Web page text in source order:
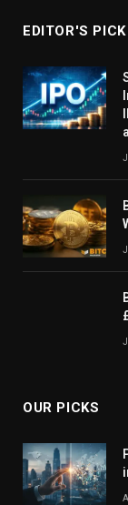
EDITOR'S PICK
OUR PICKS